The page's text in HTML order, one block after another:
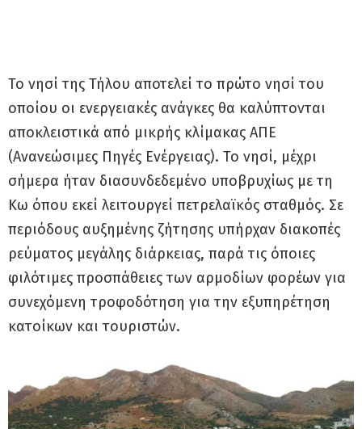
Το νησί της Τήλου αποτελεί το πρώτο νησί του
οποίου οι ενεργειακές ανάγκες θα καλύπτονται
αποκλειστικά από μικρής κλίμακας ΑΠΕ
(Ανανεώσιμες Πηγές Ενέργειας). Το νησί, μέχρι
σήμερα ήταν διασυνδεδεμένο υποβρυχίως με τη
Κω όπου εκεί λειτουργεί πετρελαϊκός σταθμός. Σε
περιόδους αυξημένης ζήτησης υπήρχαν διακοπές
ρεύματος μεγάλης διάρκειας, παρά τις όποιες
φιλότιμες προσπάθειες των αρμοδίων φορέων για
συνεχόμενη τροφοδότηση για την εξυπηρέτηση
κατοίκων και τουριστών.